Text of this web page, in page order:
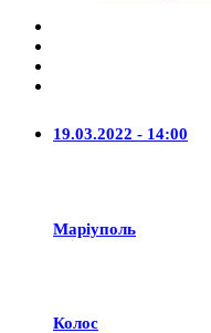
19.03.2022 - 14:00
Маріуполь
Колос